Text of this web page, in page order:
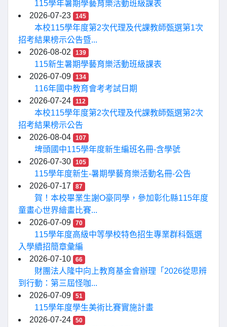
115學年暑期學藝育樂活動班級課表
2026-07-23
145
本校115學年度第2次代理及代課教師甄選第1次
招考結果榜示公告暨...
2026-08-02
139
115新生暑期學藝育樂活動班級課表
2026-07-09
134
116年國中教育會考考試日期
2026-07-24
112
本校115學年度第2次代理及代課教師甄選第2次
招考結果榜示公告
2026-08-04
107
埤頭國中115學年度新生編班名冊-含學號
2026-07-30
105
115學年度新生-暑期學藝育樂活動名冊-公告
2026-07-17
87
賀！本校畢業生謝O豪同學，參加彰化縣115年度
童畫心世界繪畫比賽...
2026-07-09
70
115學年度高級中等學校特色招生專業群科甄選
入學續招簡章彙編
2026-07-10
66
財團法人隆中向上教育基金會辦理「2026從思辨
到行動：第三屆怪咖...
2026-07-09
51
115學年度學生美術比賽實施計畫
2026-07-24
50